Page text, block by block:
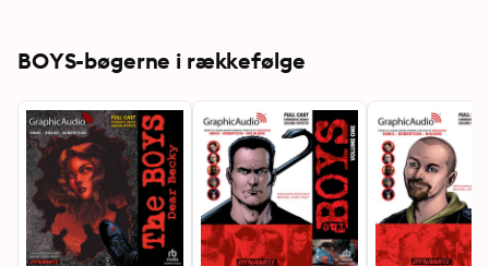
BOYS-bøgerne i rækkefølge